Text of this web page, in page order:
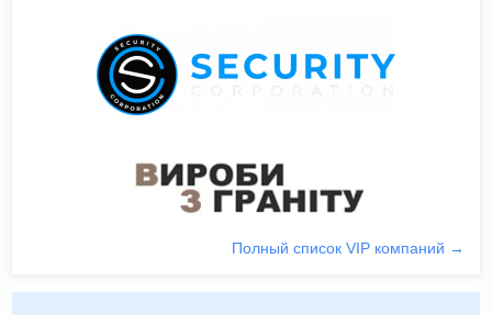
Полный список VIP компаний →